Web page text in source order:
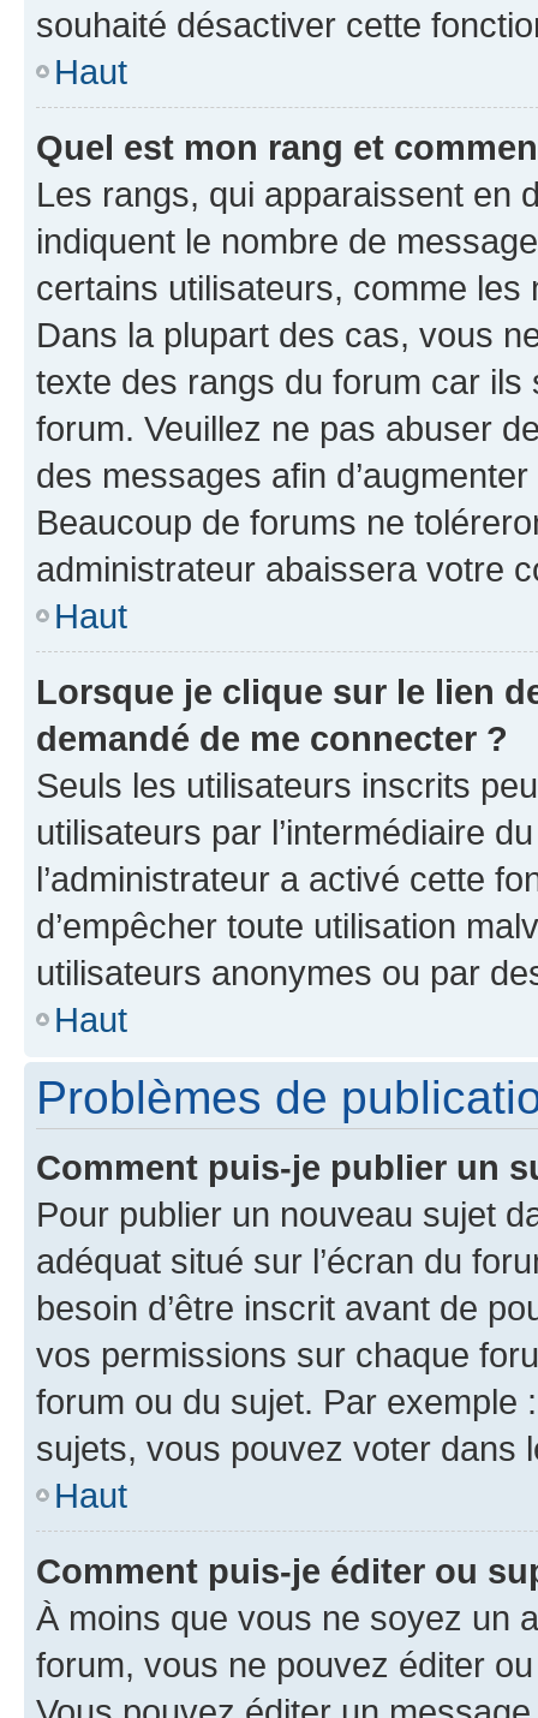
souhaité désactiver cette
Haut
Quel est mon rang et
Les rangs, qui apparaissent en
indiquent le nombre de
certains utilisateurs, comme
Dans la plupart des cas, vous
texte des rangs du forum car ils
forum. Veuillez ne pas abuser
des messages afin
Beaucoup de forums ne
administrateur abaissera votre
Haut
Lorsque je clique sur le lien
demandé de me connecter ?
Seuls les utilisateurs inscrits
utilisateurs par l’intermédiaire
l’administrateur a activé cette
d’empêcher toute utilisation
utilisateurs anonymes ou par
Haut
Problèmes de
Comment puis-je publier un
Pour publier un nouveau sujet
adéquat situé sur l’écran du
besoin d’être inscrit avant de
vos permissions sur chaque
forum ou du sujet. Par exemple
sujets, vous pouvez voter dans
Haut
Comment puis-je éditer ou
À moins que vous ne soyez un
forum, vous ne pouvez éditer